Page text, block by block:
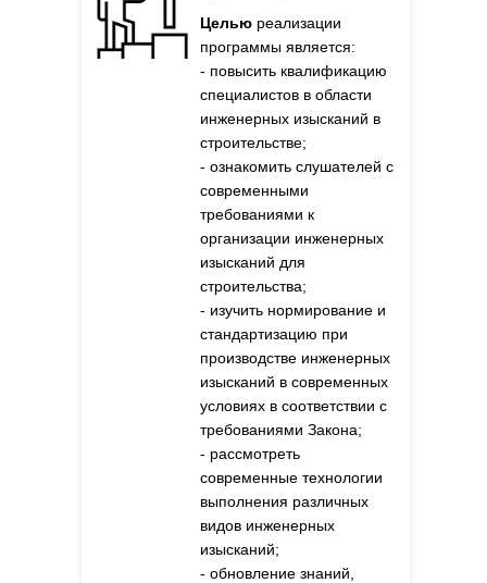
Целью реализации
программы является:
- повысить квалификацию
специалистов в области
инженерных изысканий в
строительстве;
- ознакомить слушателей с
современными
требованиями к
организации инженерных
изысканий для
строительства;
- изучить нормирование и
стандартизацию при
производстве инженерных
изысканий в современных
условиях в соответствии с
требованиями Закона;
- рассмотреть
современные технологии
выполнения различных
видов инженерных
изысканий;
- обновление знаний,